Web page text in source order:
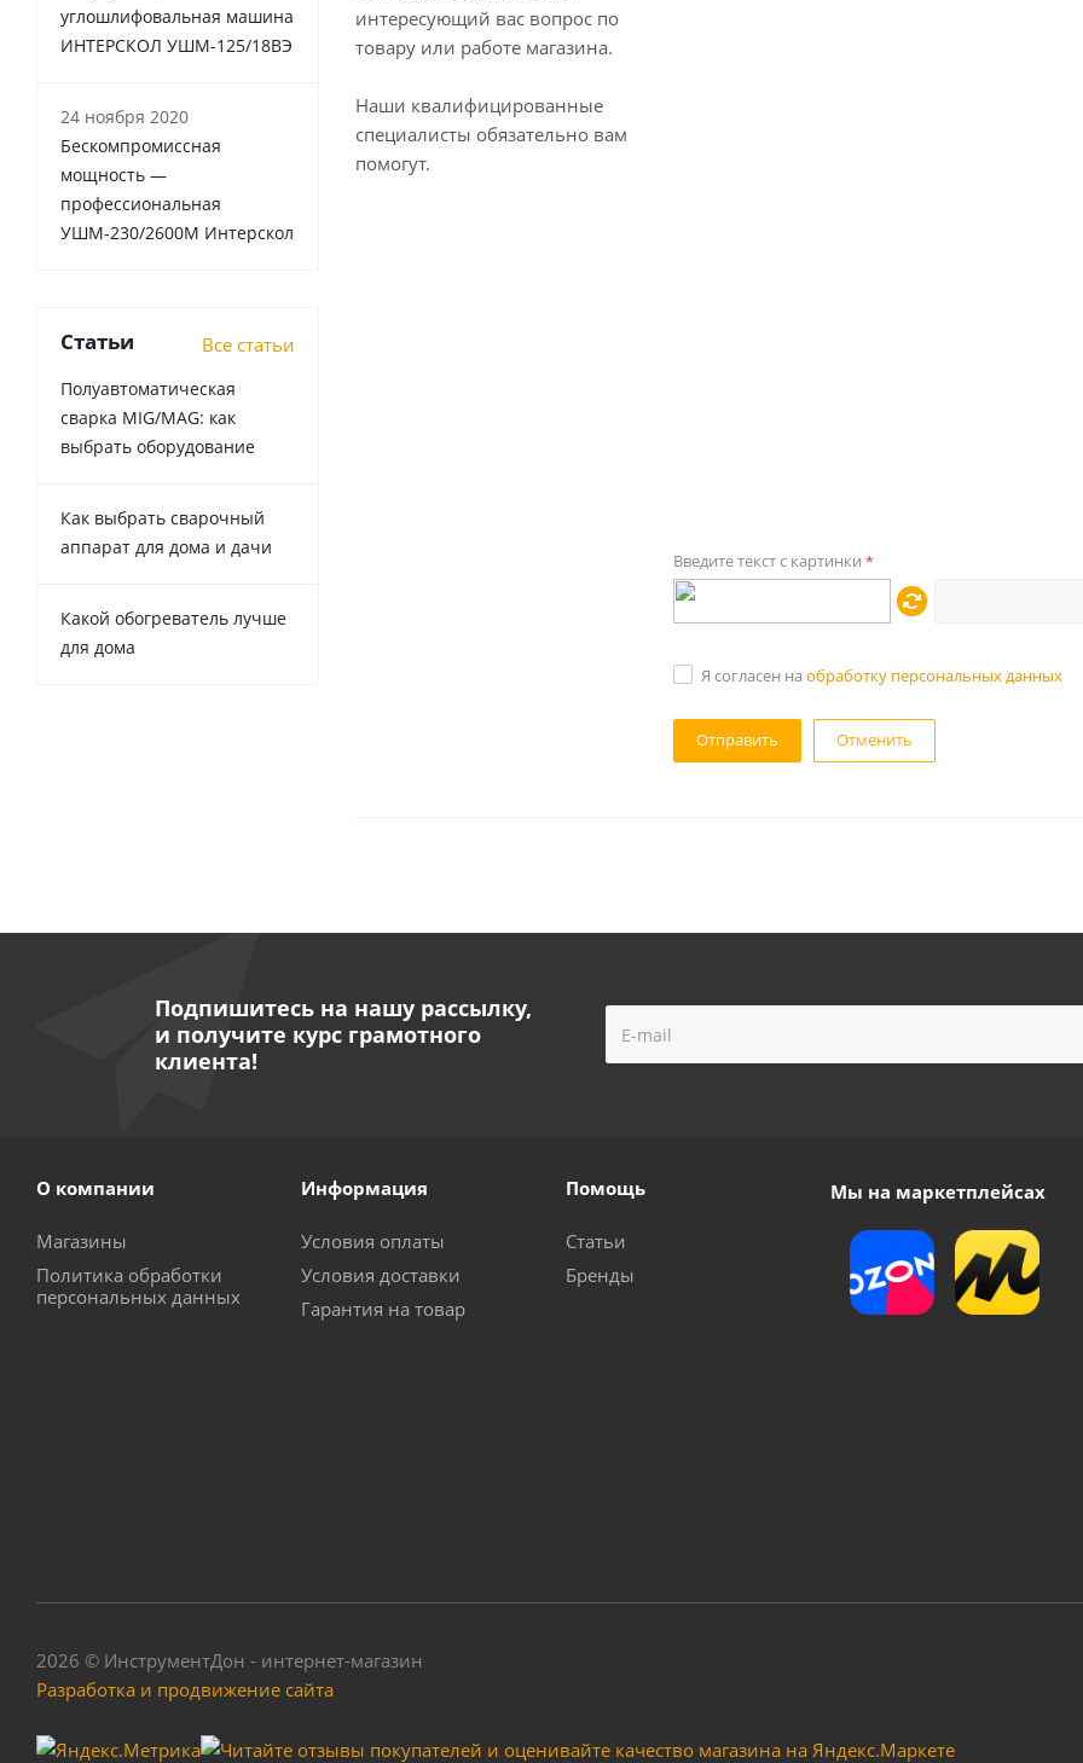
интересующий вас вопрос по
товару или работе магазина.
Наши квалифицированные
специалисты обязательно вам
помогут.
Введите текст с картинки *
Я согласен на обработку персональных данных
Отменить
углошлифовальная машина
ИНТЕРСКОЛ УШМ-125/18ВЭ
24 ноября 2020
Бескомпромиссная
мощность —
профессиональная
УШМ-230/2600М Интерскол
Статьи Все статьи
Полуавтоматическая
сварка MIG/MAG: как
выбрать оборудование
Как выбрать сварочный
аппарат для дома и дачи
Какой обогреватель лучше
для дома
Подпишитесь на нашу рассылку,
и получите курс грамотного
клиента!
О компании
Магазины
Политика обработки
персональных данных
Информация
Условия оплаты
Условия доставки
Гарантия на товар
Помощь
Статьи
Бренды
Мы на маркетплейсах
2026 © ИнструментДон - интернет-магазин
Разработка и продвижение сайта